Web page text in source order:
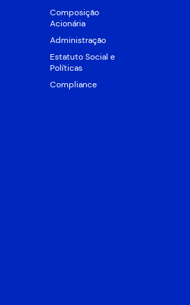
Composição
Acionária
Administração
Estatuto Social e
Políticas
Compliance